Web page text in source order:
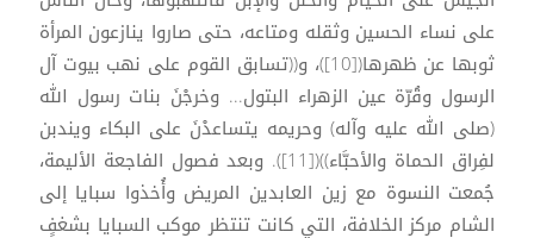
على نساء الحسين وثقله ومتاعه، حتى صاروا ينازعون المرأة
ثوبها عن ظهرها([10])، و((تسابق القوم على نهب بيوت آل
الرسول وقُرّة عين الزهراء البتول... وخرجْنَ بنات رسول الله
(صلى الله عليه وآله) وحريمه يتساعدْنَ على البكاء ويندبن
لفِراق الحماة والأحبَّاء))([11]). وبعد فصول الفاجعة الأليمة،
جُمعت النسوة مع زين العابدين المريض وأُخذوا سبايا إلى
الشام مركز الخلافة، التي كانت تنتظر موكب السبايا بشغفٍ